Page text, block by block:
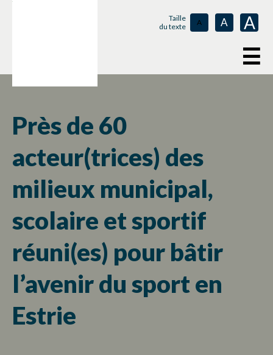
Taille
du texte
A A A
☰
Près de 60
acteur(trices) des
milieux municipal,
scolaire et sportif
réuni(es) pour bâtir
l’avenir du sport en
Estrie